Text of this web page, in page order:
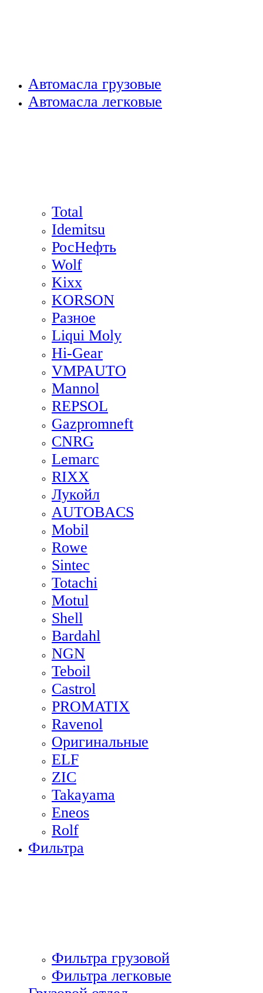
Автомасла грузовые
Автомасла легковые
Total
Idemitsu
РосНефть
Wolf
Kixx
KORSON
Разное
Liqui Moly
Hi-Gear
VMPAUTO
Mannol
REPSOL
Gazpromneft
CNRG
Lemarc
RIXX
Лукойл
AUTOBACS
Mobil
Rowe
Sintec
Totachi
Motul
Shell
Bardahl
NGN
Teboil
Castrol
PROMATIX
Ravenol
Оригинальные
ELF
ZIC
Takayama
Eneos
Rolf
Фильтра
Фильтра грузовой
Фильтра легковые